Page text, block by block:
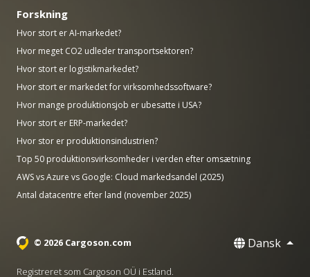
Forskning
Hvor stort er AI-markedet?
Hvor meget CO2 udleder transportsektoren?
Hvor stort er logistikmarkedet?
Hvor stort er markedet for virksomhedssoftware?
Hvor mange produktionsjob er ubesatte i USA?
Hvor stort er ERP-markedet?
Hvor stor er produktionsindustrien?
Top 50 produktionsvirksomheder i verden efter omsætning
AWS vs Azure vs Google: Cloud markedsandel (2025)
Antal datacentre efter land (november 2025)
© 2026 Cargoson.com Dansk
Registreret som Cargoson OÜ i Estland.